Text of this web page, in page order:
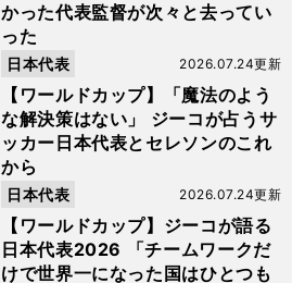
かった代表監督が次々と去ってい
った
【ワールドカップ】「魔法のよう
な解決策はない」 ジーコが占うサ
ッカー日本代表とセレソンのこれ
から
2026.07.24更新
日本代表
【ワールドカップ】ジーコが語る
日本代表2026 「チームワークだ
けで世界一になった国はひとつも
2026.07.24更新
日本代表